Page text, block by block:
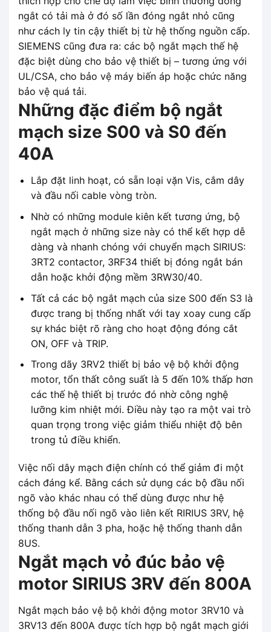
ngắt có tải mà ở đó số lần đóng ngắt nhỏ cũng
như cách ly tin cậy thiết bị từ hệ thống nguồn cấp.
SIEMENS cũng đưa ra: các bộ ngắt mạch thế hệ
đặc biệt dùng cho bảo vệ thiết bị – tương ứng với
UL/CSA, cho bảo vệ máy biến áp hoặc chức năng
bảo vệ quá tải.
Những đặc điểm bộ ngắt
mạch size S00 và S0 đến
40A
Lắp đặt linh hoạt, có sẵn loại vặn Vis, cắm dây
và đầu nối cable vòng tròn.
Nhờ có những module kiên kết tương ứng, bộ
ngắt mạch ở những size này có thể kết hợp dễ
dàng và nhanh chóng với chuyển mạch SIRIUS:
3RT2 contactor, 3RF34 thiết bị đóng ngắt bán
dẫn hoặc khởi động mềm 3RW30/40.
Tất cả các bộ ngắt mạch của size S00 đến S3 là
được trang bị thống nhất với tay xoay cung cấp
sự khác biệt rõ ràng cho hoạt động đóng cắt
ON, OFF và TRIP.
Trong dãy 3RV2 thiết bị bảo vệ bộ khởi động
motor, tổn thất công suất là 5 đến 10% thấp hơn
các thế hệ thiết bị trước đó nhờ công nghệ
lưỡng kim nhiệt mới. Điều này tạo ra một vai trò
quan trọng trong việc giảm thiểu nhiệt độ bên
trong tủ điều khiển.
Việc nối dây mạch điện chính có thể giảm đi một
cách đáng kể. Bằng cách sử dụng các bộ đầu nối
ngõ vào khác nhau có thể dùng được như hệ
thống bộ đầu nối ngõ vào liên kết RIRIUS 3RV, hệ
thống thanh dẫn 3 pha, hoặc hệ thống thanh dẫn
8US.
Ngắt mạch vỏ đúc bảo vệ
motor SIRIUS 3RV đến 800A
Ngắt mạch bảo vệ bộ khởi động motor 3RV10 và
3RV13 đến 800A được tích hợp bộ ngắt mạch giới